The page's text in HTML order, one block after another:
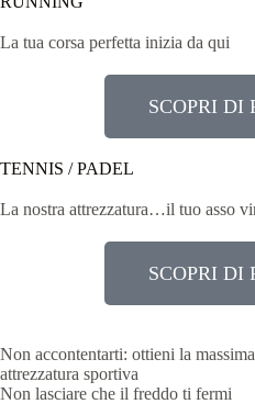
La tua corsa perfetta inizia da qui
SCOPRI DI
TENNIS / PADEL
La nostra attrezzatura…il tuo asso
SCOPRI DI
Non accontentarti: ottieni la
attrezzatura sportiva
Non lasciare che il freddo ti fermi